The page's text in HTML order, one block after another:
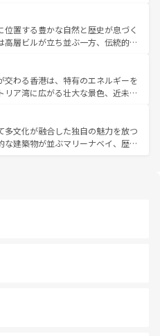
韓国の多彩な魅力を心ゆくまで味
わってみてほしい。 なお、新着の韓国情報はコンテンツ一
息づく。ハノイの古い町並みやホ
統治時代の建物も、独特の雰囲気を
、バラエティの豊かさとおいしさで
ー、ベトナムコーヒーなどは、ぜ
どの地域を訪れてもあたたかい人々
るので、きっと忘れられない旅にな
位置する豊かな自然と歴史が息づく
高層ビルが立ち並ぶ一方、伝統的な
北部ではチェンマイなどの山岳地
南部ではプーケットやクラビの美し
分を楽しむことができる。タイ料理
暖で、どの季節にも異なる楽しみ
やすいタイの人々、仏教を中心とし
観光資源が、訪れる旅人を魅了し続
交わる香港は、特有のエネルギーを
リア湾に広がる壮大な景色、近未来
するはず。観光スポットが密集し
ころを回れるのも魅力。息をのむよ
体験まで、香港を存分に楽しみ尽く
多文化が融合した独自の魅力を放つ
な建築物が並ぶマリーナベイ、歴史
風情を楽しめる外せないスポット